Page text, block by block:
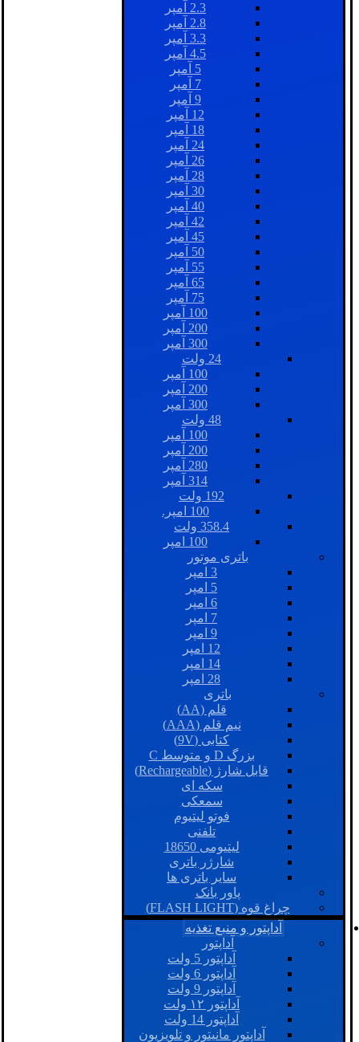
2.3 آمپر
2.8 آمپر
3.3 آمپر
4.5 آمپر
5 آمپر
7 آمپر
9 آمپر
12 آمپر
18 آمپر
24 آمپر
26 آمپر
28 آمپر
30 آمپر
40 آمپر
42 آمپر
45 آمپر
50 آمپر
55 آمپر
65 آمپر
75 آمپر
100 آمپر
200 آمپر
300 آمپر
24 ولت
100 آمپر
200 آمپر
300 آمپر
48 ولت
100 آمپر
200 آمپر
280 آمپر
314 آمپر
192 ولت
100 امپر.
358.4 ولت
100 امپر
باتری موتور
3 امپر
5 امپر
6 امپر
7 امپر
9 امپر
12 امپر
14 امپر
28 امپر
باتری
قلم (AA)
نیم قلم (AAA)
کتابی (9V)
بزرگ D و متوسط C
قابل شارژ (Rechargeable)
سکه ای
سمعکی
فوتو لیتیوم
تلفنی
لیتیومی 18650
شارژر باتری
سایر باتری ها
پاور بانک
چراغ قوه (FLASH LIGHT)
آداپتور و منبع تغذیه
آداپتور
آداپتور 5 ولت
آداپتور 6 ولت
آداپتور 9 ولت
آداپتور ۱۲ ولت
آداپتور 14 ولت
آداپتور مانیتور و تلویزیون